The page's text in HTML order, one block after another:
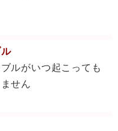
ルがいつ起こっても
せん